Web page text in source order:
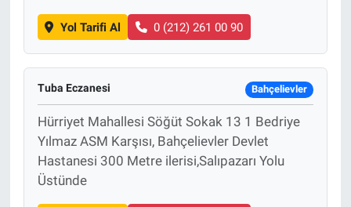
Yol Tarifi Al 0 (212) 261 00 90
Tuba Eczanesi Bahçelievler
Hürriyet Mahallesi Söğüt Sokak 13 1 Bedriye
Yılmaz ASM Karşısı, Bahçelievler Devlet
Hastanesi 300 Metre ilerisi,Salıpazarı Yolu
Üstünde